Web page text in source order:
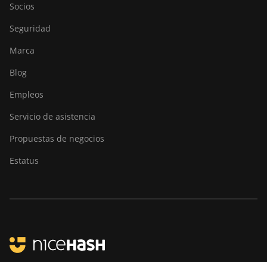
Socios
Seguridad
Marca
Blog
Empleos
Servicio de asistencia
Propuestas de negocios
Estatus